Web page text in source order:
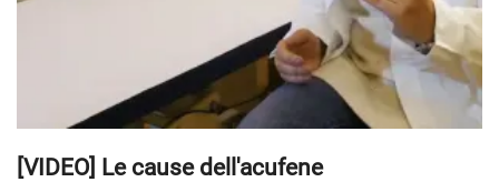
[VIDEO] Le cause dell'acufene